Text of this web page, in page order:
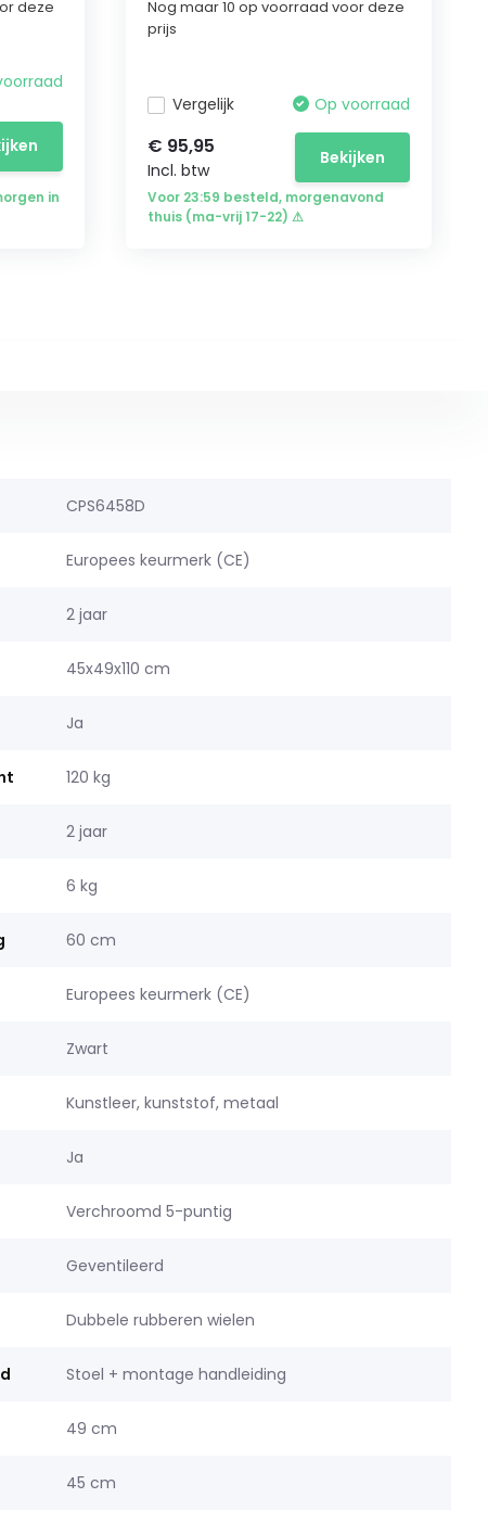
deze
in
Nog maar 10 op voorraad voor deze
prijs
Vergelijk Op voorraad
€ 95,95
Incl. btw
Bekijken
Voor 23:59 besteld, morgenavond
thuis (ma-vrij 17-22) ⚠
CPS6458D
Europees keurmerk (CE)
2 jaar
45x49x110 cm
Ja
120 kg
2 jaar
6 kg
60 cm
Europees keurmerk (CE)
Zwart
Kunstleer, kunststof, metaal
Ja
Verchroomd 5-puntig
Geventileerd
Dubbele rubberen wielen
Stoel + montage handleiding
49 cm
45 cm